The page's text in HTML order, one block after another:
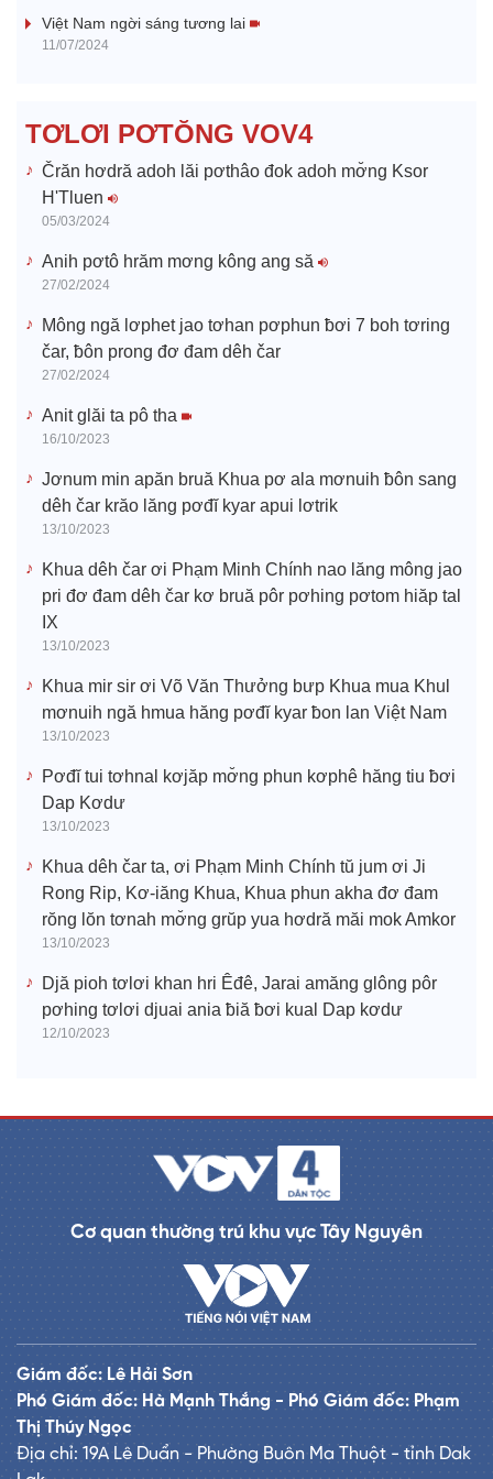
e
Việt Nam ngời sáng tương lai
11/07/2024
TƠLƠI PƠTŎNG VOV4
Črăn hơdră adoh lăi pơthâo đok adoh mơ̆ng Ksor
H'Tluen
05/03/2024
Anih pơtô hrăm mơng kông ang să
27/02/2024
Mông ngă lơphet jao tơhan pơphun ƀơi 7 boh tơring
čar, ƀôn prong đơ đam dêh čar
27/02/2024
Anit glăi ta pô tha
16/10/2023
Jơnum min apăn bruă Khua pơ ala mơnuih ƀôn sang
dêh čar krăo lăng pơđĭ kyar apui lơtrik
13/10/2023
Khua dêh čar ơi Phạm Minh Chính nao lăng mông jao
pri đơ đam dêh čar kơ bruă pôr pơhing pơtom hiăp tal
IX
13/10/2023
Khua mir sir ơi Võ Văn Thưởng bưp Khua mua Khul
mơnuih ngă hmua hăng pơđĭ kyar ƀon lan Việt Nam
13/10/2023
Pơđĭ tui tơhnal kơjăp mơ̆ng phun kơphê hăng tiu ƀơi
Dap Kơdư
13/10/2023
Khua dêh čar ta, ơi Phạm Minh Chính tŭ jum ơi Ji
Rong Rip, Kơ-iăng Khua, Khua phun akha đơ đam
rŏng lŏn tơnah mơ̆ng grŭp yua hơdră măi mok Amkor
13/10/2023
Djă pioh tơlơi khan hri Êđê, Jarai amăng glông pôr
pơhing tơlơi djuai ania ƀiă ƀơi kual Dap kơdư
12/10/2023
Cơ quan thường trú khu vực Tây Nguyên
Giám đốc: Lê Hải Sơn
Phó Giám đốc: Hà Mạnh Thắng - Phó Giám đốc: Phạm
Thị Thúy Ngọc
Địa chỉ: 19A Lê Duẩn - Phường Buôn Ma Thuột - tỉnh Dak